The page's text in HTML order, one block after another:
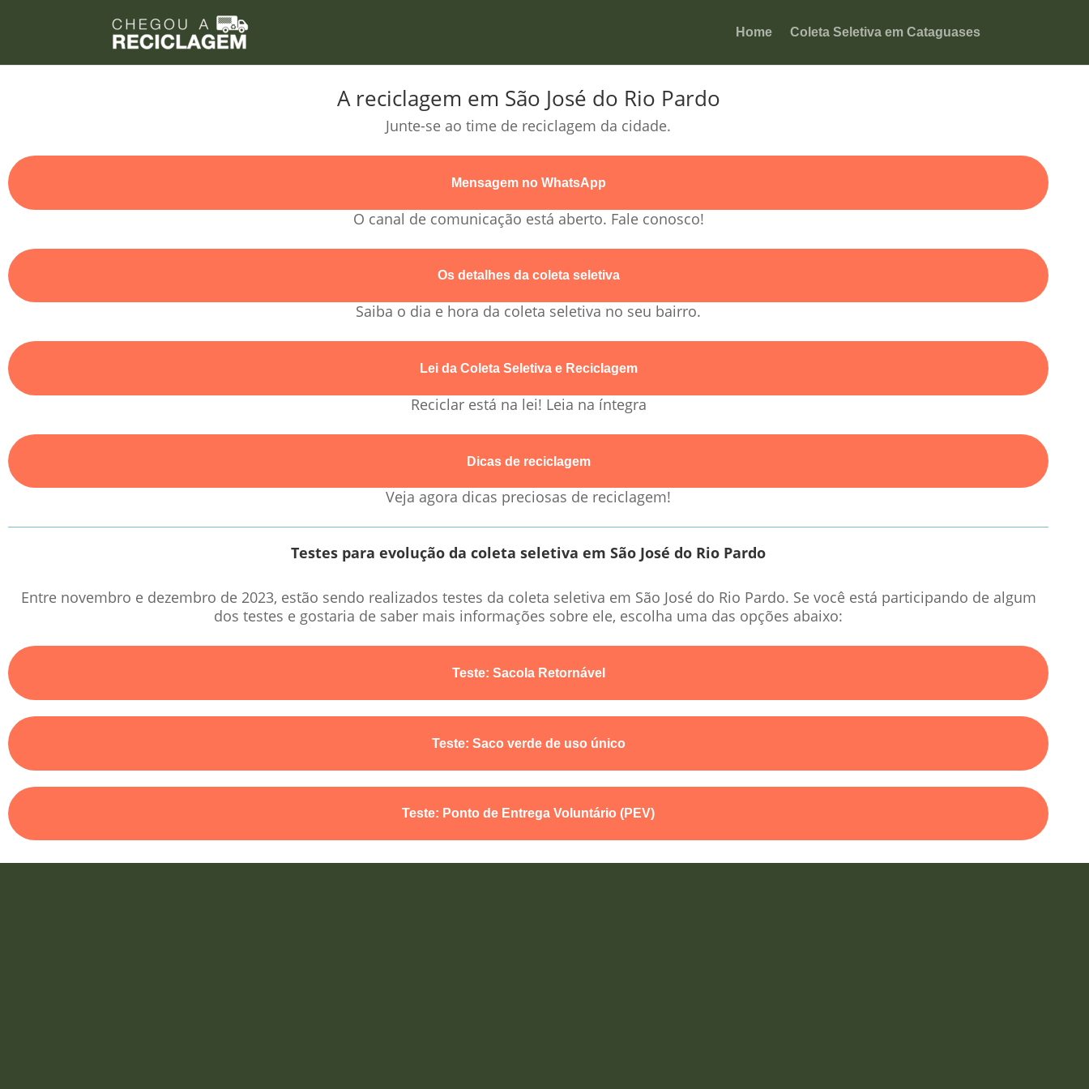
Home Coleta Seletiva em Cataguases
A reciclagem em São José do Rio Pardo
Junte-se ao time de reciclagem da cidade.
Mensagem no WhatsApp
O canal de comunicação está aberto. Fale conosco!
Os detalhes da coleta seletiva
Saiba o dia e hora da coleta seletiva no seu bairro.
Lei da Coleta Seletiva e Reciclagem
Reciclar está na lei! Leia na íntegra
Dicas de reciclagem
Veja agora dicas preciosas de reciclagem!
Testes para evolução da coleta seletiva em São José do Rio Pardo
Entre novembro e dezembro de 2023, estão sendo realizados testes da coleta seletiva em São José do Rio Pardo. Se você está participando de algum
dos testes e gostaria de saber mais informações sobre ele, escolha uma das opções abaixo:
Teste: Sacola Retornável
Teste: Saco verde de uso único
Teste: Ponto de Entrega Voluntário (PEV)